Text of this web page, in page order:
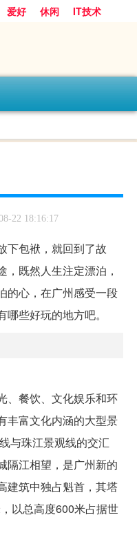
爱好 休闲
IT技术
22 18:16:17
下包袱，就回到了故
，既然人生注定漂泊，
的心，在广州感受一段
些好玩的地方吧。
、餐饮、文化娱乐和环
丰富文化内涵的大型景
与珠江景观线的交汇
隔江相望，是广州新的
建筑中独占魁首，其塔
以总高度600米占据世